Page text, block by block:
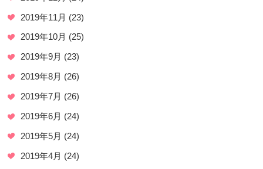
2019年11月 (23)
2019年10月 (25)
2019年9月 (23)
2019年8月 (26)
2019年7月 (26)
2019年6月 (24)
2019年5月 (24)
2019年4月 (24)